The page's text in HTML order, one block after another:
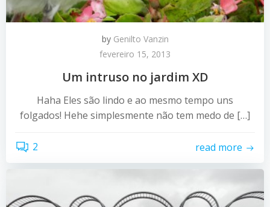
by Genilto Vanzin
fevereiro 15, 2013
Um intruso no jardim XD
Haha Eles são lindo e ao mesmo tempo uns
folgados! Hehe simplesmente não tem medo de […]
2 read more